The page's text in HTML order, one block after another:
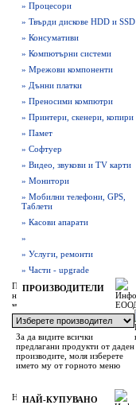
» Процесори
» Твърди дискове HDD и SSD
» Консумативи
» Компютърни системи
» Мрежови компоненти
» Дънни платки
» Преносими компютри
» Принтери, скенери, копири
» Памет
» Софтуер
» Видео, звукови и TV карти
» Монитори
» Мобилни телефони, GPS,
Таблети
» Касови апарати
»
» Услуги, ремонти
» Части - upgrade
ПРОИЗВОДИТЕЛИ
За да видите всички
предлагани продукти от даден
производите, моля изберете
името му от горното меню
НАЙ-КУПУВАНО